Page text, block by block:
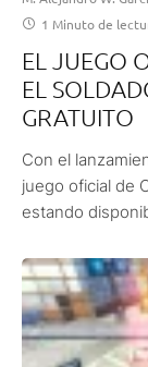
1 Minuto de
EL JUEGO
EL
GRATUITO
Con el
juego oficial de
estando